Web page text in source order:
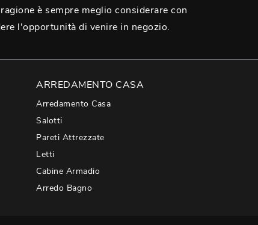
è sempre meglio considerare con
l'opportunità di venire in negozio.
ARREDAMENTO CASA
Arredamento Casa
Salotti
Pareti Attrezzate
Letti
Cabine Armadio
Arredo Bagno